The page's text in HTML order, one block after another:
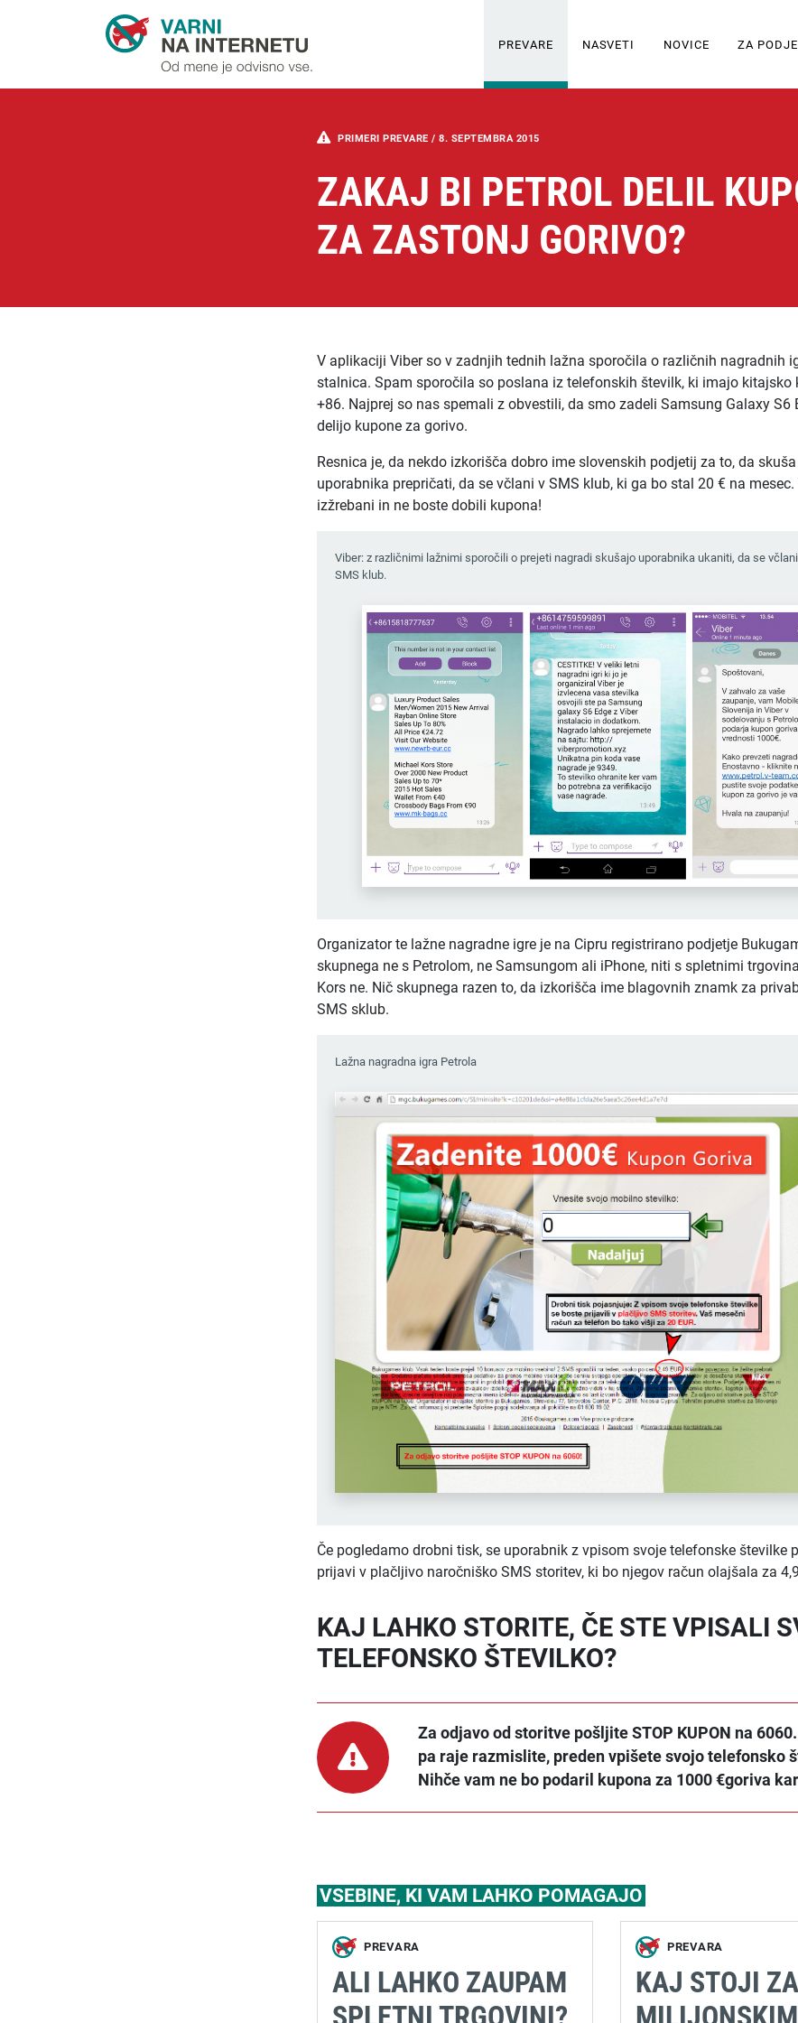
PREVARE NASVETI NOVICE ZA
PRIMERI PREVARE / 8. SEPTEMBRA 2015
ZAKAJ BI PETROL DELIL
ZA ZASTONJ GORIVO?
V aplikaciji Viber so v zadnjih tednih lažna sporočila o različnih nagradnih
stalnica. Spam sporočila so poslana iz telefonskih številk, ki imajo kitajsko
+86. Najprej so nas spemali z obvestili, da smo zadeli Samsung Galaxy S6
delijo kupone za gorivo.
Resnica je, da nekdo izkorišča dobro ime slovenskih podjetij za to, da
uporabnika prepričati, da se včlani v SMS klub, ki ga bo stal 20 € na mesec.
izžrebani in ne boste dobili kupona!
Viber: z različnimi lažnimi sporočili o prejeti nagradi skušajo uporabnika ukaniti, da se
SMS klub.
Organizator te lažne nagradne igre je na Cipru registrirano podjetje
skupnega ne s Petrolom, ne Samsungom ali iPhone, niti s spletnimi
Kors ne. Nič skupnega razen to, da izkorišča ime blagovnih znamk za
SMS sklub.
Lažna nagradna igra Petrola
Če pogledamo drobni tisk, se uporabnik z vpisom svoje telefonske številke
prijavi v plačljivo naročniško SMS storitev, ki bo njegov račun olajšala za
KAJ LAHKO STORITE, ČE STE VPISALI
TELEFONSKO ŠTEVILKO?
Za odjavo od storitve pošljite STOP KUPON na
pa raje razmislite, preden vpišete svojo telefonsko
Nihče vam ne bo podaril kupona za 1000 €goriva
VSEBINE, KI VAM LAHKO POMAGAJO
PREVARA
ALI LAHKO ZAUPAM
PREVARA
KAJ STOJI ZA